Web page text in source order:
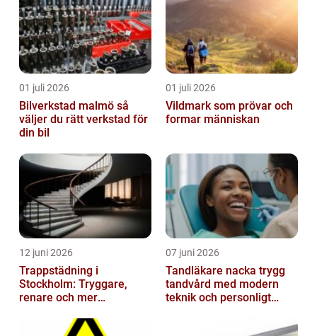
01 juli 2026
Bilverkstad malmö så
väljer du rätt verkstad för
din bil
01 juli 2026
Vildmark som prövar och
formar människan
12 juni 2026
Trappstädning i
Stockholm: Tryggare,
renare och mer
07 juni 2026
Tandläkare nacka trygg
tandvård med modern
teknik och personligt